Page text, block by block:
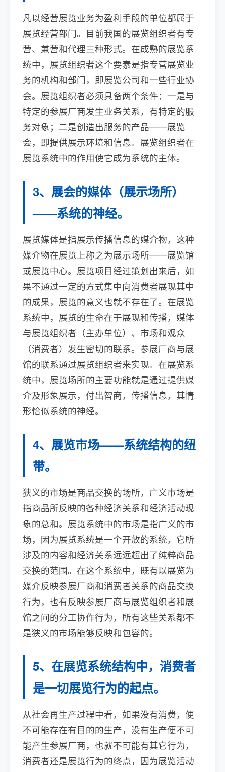
凡以经营展览业务为盈利手段的单位都属于
展览经营部门。目前我国的展览组织者有专
营、兼营和代理三种形式。在成熟的展览系
统中，展览组织者这个要素是指专营展览业
务的机构和部门，即展览公司和一些行业协
会。展览组织者必须具备两个条件：一是与
特定的参展厂商发生业务关系，有特定的服
务对象；二是创造出服务的产品——展览
会，即提供展示环境和信息。展览组织者在
展览系统中的作用使它成为系统的主体。
3、展会的媒体（展示场所）
——系统的神经。
展览媒体是指展示传播信息的媒介物，这种
媒介物在展览上称之为展示场所——展览馆
或展览中心。展览项目经过策划出来后，如
果不通过一定的方式集中向消费者展现其中
的成果，展览的意义也就不存在了。在展览
系统中，展览的生命在于展现和传播，媒体
与展览组织者（主办单位）、市场和观众
（消费者）发生密切的联系。参展厂商与展
馆的联系通过展览组织者来实现。在展览系
统中，展览场所的主要功能就是通过提供媒
介及形象展示，付出智商，传播信息，其情
形恰似系统的神经。
4、展览市场——系统结构的纽
带。
狭义的市场是商品交换的场所，广义市场是
指商品所反映的各种经济关系和经济活动现
象的总和。展览系统中的市场是指广义的市
场，因为展览系统是一个开放的系统，它所
涉及的内容和经济关系远远超出了纯粹商品
交换的范围。在这个系统中，既有以展览为
媒介反映参展厂商和消费者关系的商品交换
行为，也有反映参展厂商与展览组织者和展
馆之间的分工协作行为，所有这些关系都不
是狭义的市场能够反映和包容的。
5、在展览系统结构中，消费者
是一切展览行为的起点。
从社会再生产过程中看，如果没有消费，便
不可能存在有目的的生产，没有生产便不可
能产生参展厂商，也就不可能有其它行为，
消费者还是展览行为的终点，因为展览活动